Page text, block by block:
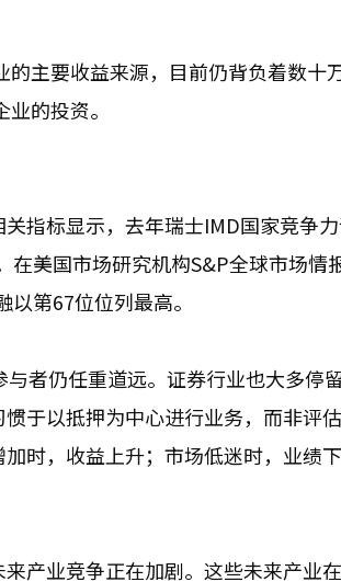
主要收益来源，目前仍背负着数十
的投资。
指标显示，去年瑞士IMD国家竞争
美国市场研究机构S&P全球市场情
第67位位列最高。
者仍任重道远。证券行业也大多停
于以抵押为中心进行业务，而非评
时，收益上升；市场低迷时，业绩下
产业竞争正在加剧。这些未来产业